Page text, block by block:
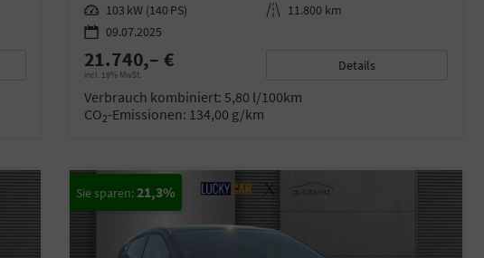
Leistung 103 kW (140 PS) Kilometerstand 11.800 km
09.07.2025
21.740,– €
incl. 19% MwSt.
Details
Verbrauch kombiniert: 5,80 l/100km
CO2-Emissionen: 134,00 g/km
21,3%